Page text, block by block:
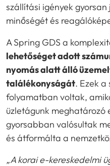
szállítási igények
minőségét és
A Spring GDS a
lehetőséget adott
nyomás alatt álló
találékonyságát. Ezek
folyamatban voltak,
üzletágunk meghatározó
gyorsabban valósultak
és átformálta a
„A korai e-kereskedelmi